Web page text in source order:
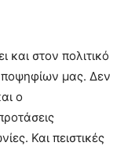
και στον πολιτικό
μας. Δεν
ο
Και πειστικές